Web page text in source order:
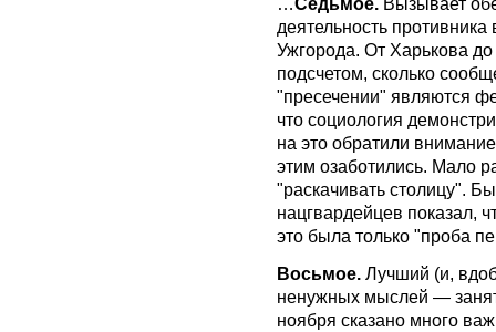
деятельность
Ужгорода. От Харькова
подсчетом, сколько
"пресечении" являются
что социология
на это обратили
этим озаботились. Мало
"раскачивать столицу".
нацгвардейцев показал,
это была только "проба
Восьмое. Лучший (и,
ненужных мыслей —
ноября сказано много